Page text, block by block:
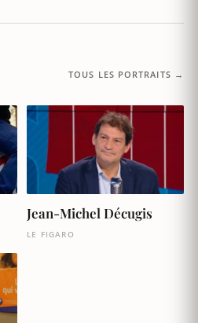
TOUS LES PORTRAITS →
Jean-Michel Décugis
LE FIGARO